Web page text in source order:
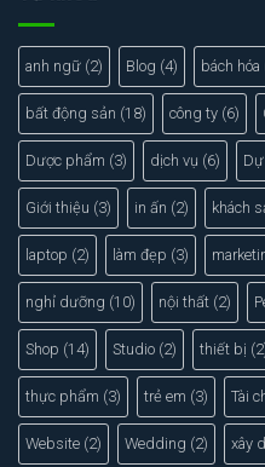
anh ngữ (2) Blog (4) bách hóa
bất động sản (18) công ty (6)
Dược phẩm (3) dịch vụ (6)
Giới thiệu (3) in ấn (2) khách
laptop (2) làm đẹp (3)
nghỉ dưỡng (10) nội thất (2)
Shop (14) Studio (2) thiết bị
thực phẩm (3) trẻ em (3) Tài
Website (2) Wedding (2) xây